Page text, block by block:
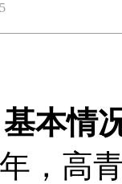
本情
，高